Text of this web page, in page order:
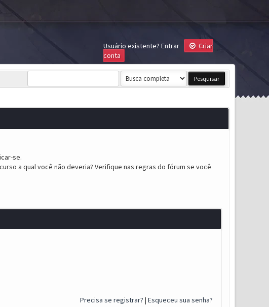
Usuário existente? Entrar
Criar
conta
se.
a qual você não deveria? Verifique nas regras do fórum se você
Precisa se registrar? | Esqueceu sua senha?